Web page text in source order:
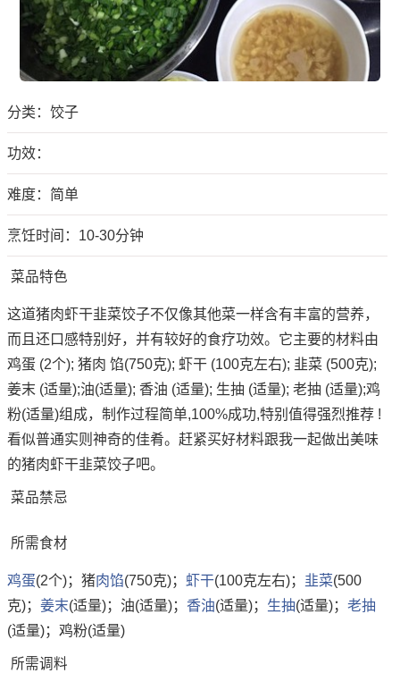
分类： 饺子
功效：
难度：简单
烹饪时间：10-30分钟
菜品特色
这道猪肉虾干韭菜饺子不仅像其他菜一样含有丰富的营养，
而且还口感特别好，并有较好的食疗功效。它主要的材料由
鸡蛋 (2个); 猪肉 馅(750克); 虾干 (100克左右); 韭菜 (500克);
姜末 (适量);油(适量); 香油 (适量); 生抽 (适量); 老抽 (适量);鸡
粉(适量)组成，制作过程简单,100%成功,特别值得强烈推荐 !
看似普通实则神奇的佳肴。赶紧买好材料跟我一起做出美味
的猪肉虾干韭菜饺子吧。
菜品禁忌
所需食材
鸡蛋(2个)；猪肉馅(750克)； 虾干(100克左右)； 韭菜(500
克)； 姜末(适量)；油(适量)； 香油(适量)； 生抽(适量)； 老抽
(适量)；鸡粉(适量)
所需调料